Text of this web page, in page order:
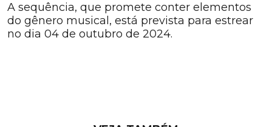
A sequência, que promete conter elementos
do gênero musical, está prevista para estrear
no dia 04 de outubro de 2024.